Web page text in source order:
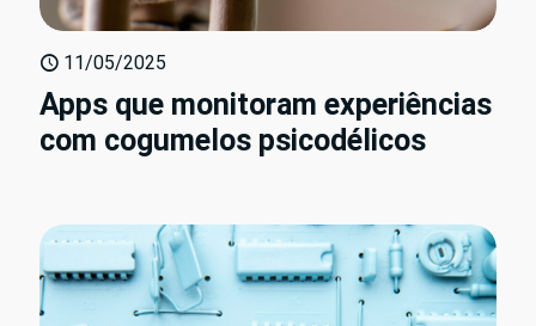
11/05/2025
Apps que monitoram experiências
com cogumelos psicodélicos